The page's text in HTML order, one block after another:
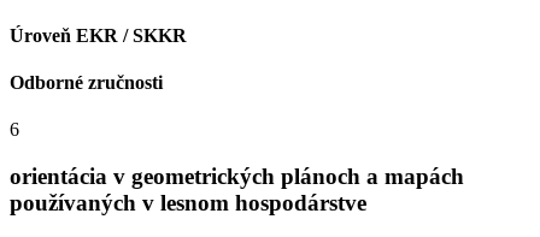
Úroveň EKR / SKKR
Odborné zručnosti
6
orientácia v geometrických plánoch a mapách
používaných v lesnom hospodárstve